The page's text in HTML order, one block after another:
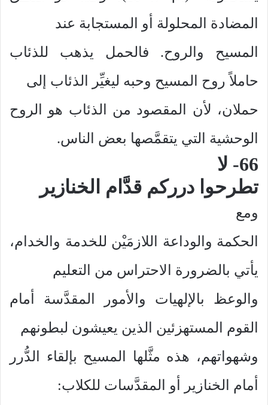
المضادة المحلولة أو المستجابة عند
المسيح والروح. فالحمل يذهب للذئاب
حاملاً روح المسيح وحبه ليغيِّر الذئاب إلى
حملان، لأن المقصود من الذئاب هو الروح
الوحشية التي يتقمَّصها بعض الناس.
66- لا
تطرحوا درركم قدَّام الخنازير
ومع
الحكمة والوداعة اللازمَيْن للخدمة والخدام،
يأتي بالضرورة الاحتراس من التعليم
والوعظ بالإلهيات والأمور المقدَّسة أمام
القوم المستهزئين الذين يعيشون لبطونهم
وشهواتهم، هذه مثَّلها المسيح بإلقاء الدُّرر
أمام الخنازير أو المقدَّسات للكلاب: